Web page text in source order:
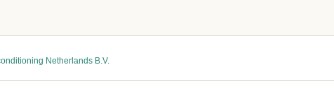
Netherlands B.V.